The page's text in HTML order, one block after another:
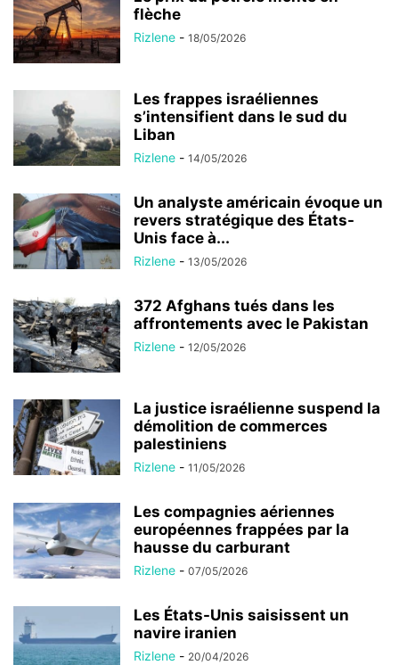
flèche
Rizlene - 18/05/2026
Les frappes israéliennes
s’intensifient dans le sud du
Liban
Rizlene - 14/05/2026
Un analyste américain évoque un
revers stratégique des États-
Unis face à...
Rizlene - 13/05/2026
372 Afghans tués dans les
affrontements avec le Pakistan
Rizlene - 12/05/2026
La justice israélienne suspend la
démolition de commerces
palestiniens
Rizlene - 11/05/2026
Les compagnies aériennes
européennes frappées par la
hausse du carburant
Rizlene - 07/05/2026
Les États-Unis saisissent un
navire iranien
Rizlene - 20/04/2026